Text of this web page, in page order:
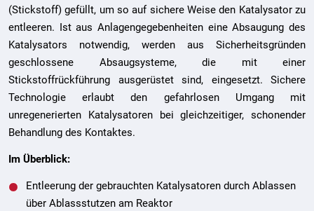
(Stickstoff) gefüllt, um so auf sichere Weise den Katalysator zu
entleeren. Ist aus Anlagengegebenheiten eine Absaugung des
Katalysators notwendig, werden aus Sicherheitsgründen
geschlossene Absaugsysteme, die mit einer
Stickstoffrückführung ausgerüstet sind, eingesetzt. Sichere
Technologie erlaubt den gefahrlosen Umgang mit
unregenerierten Katalysatoren bei gleichzeitiger, schonender
Behandlung des Kontaktes.
Im Überblick:
Entleerung der gebrauchten Katalysatoren durch Ablassen
über Ablassstutzen am Reaktor